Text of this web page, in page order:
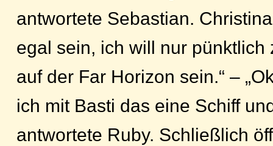
antwortete Sebastian. Christina
egal sein, ich will nur pünktlich
auf der Far Horizon sein.“ –
ich mit Basti das eine Schiff
antwortete Ruby. Schließlich